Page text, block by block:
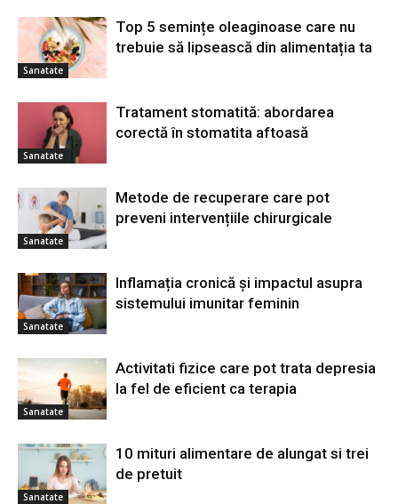
Sanatate
Top 5 semințe oleaginoase care nu
trebuie să lipsească din alimentația ta
Sanatate
Tratament stomatită: abordarea
corectă în stomatita aftoasă
Sanatate
Metode de recuperare care pot
preveni intervențiile chirurgicale
Sanatate
Inflamația cronică și impactul asupra
sistemului imunitar feminin
Sanatate
Activitati fizice care pot trata depresia
la fel de eficient ca terapia
Sanatate
10 mituri alimentare de alungat si trei
de pretuit